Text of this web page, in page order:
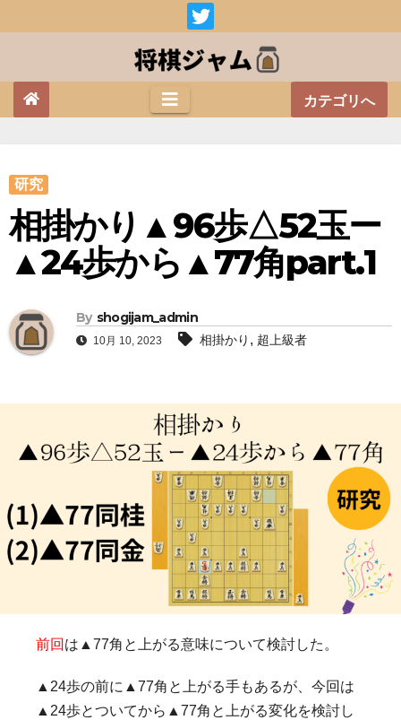
カテゴリへ
研究
相掛かり▲96歩△52玉ー
▲24歩から▲77角part.1
By shogijam_admin
10月 10, 2023 相掛かり , 超上級者
前回 は▲77角と上がる意味について検討した。
▲24歩の前に▲77角と上がる手もあるが、今回は
▲24歩とついてから▲77角と上がる変化を検討し